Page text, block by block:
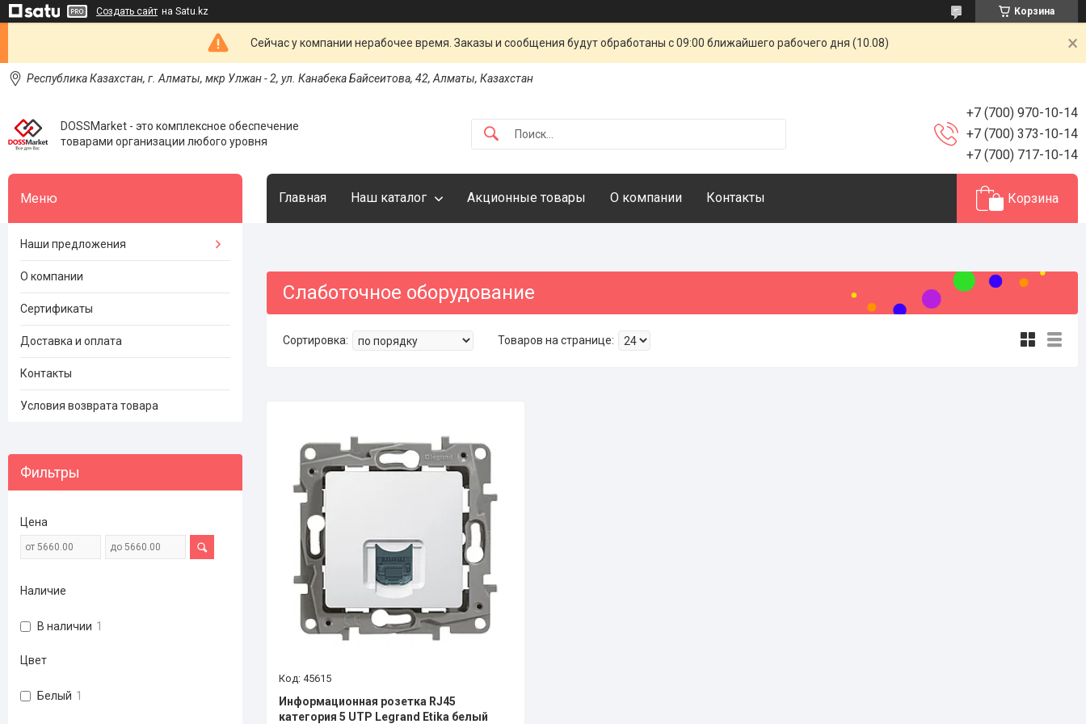
Создать сайт на Satu.kz Корзина
Сейчас у компании нерабочее время. Заказы и сообщения будут обработаны с 09:00 ближайшего рабочего дня (10.08)
Республика Казахстан, г. Алматы, мкр Улжан - 2, ул. Канабека Байсеитова, 42, Алматы, Казахстан
DOSSMarket - это комплексное обеспечение
товарами организации любого уровня
+7 (700) 970-10-14
+7 (700) 373-10-14
+7 (700) 717-10-14
Главная Наш каталог Акционные товары О компании Контакты Корзина
Слаботочное оборудование
45615
Информационная розетка RJ45
категория 5 UTP Legrand Etika белый
Наши предложения
О компании
Сертификаты
Доставка и оплата
Контакты
Условия возврата товара
Фильтры
Цена
Наличие
В наличии 1
Цвет
Белый 1